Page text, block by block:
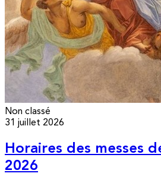
Non classé
31 juillet 2026
Horaires des messes
2026